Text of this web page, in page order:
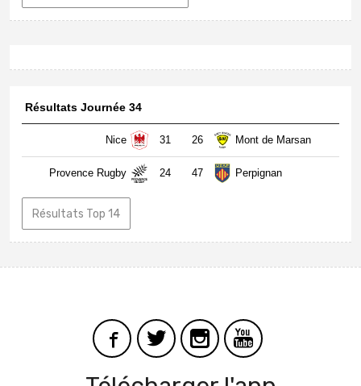
Résultats Journée 34
Nice 31 26 Mont de Marsan
Provence Rugby 24 47 Perpignan
Résultats Top 14